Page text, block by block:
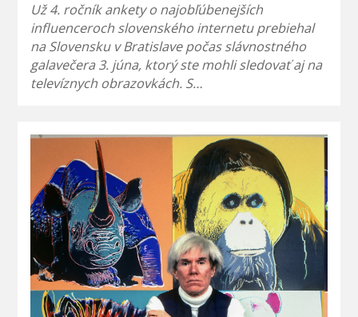
Už 4. ročník ankety o najobľúbenejších
influenceroch slovenského internetu prebiehal
na Slovensku v Bratislave počas slávnostného
galavečera 3. júna, ktorý ste mohli sledovať aj na
televíznych obrazovkách. S…